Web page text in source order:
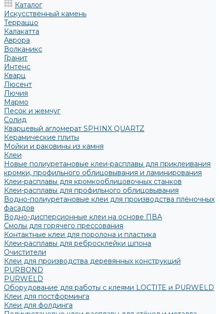
Каталог
Искусственный камень
Терраццо
Калакатта
Аврора
Волканикс
Гранит
Интенс
Кварц
Люсент
Лючия
Мармо
Песок и жемчуг
Солид
Кварцевый агломерат SPHINX QUARTZ
Керамические плиты
Мойки и раковины из камня
Клеи
Новые полиуретановые клеи-расплавы для приклеивания
кромки, профильного облицовывания и ламинирования
Клеи-расплавы для кромкооблицовочных станков
Клеи-расплавы для профильного облицовывания
Водно-полиуретановые клеи для производства плёночных
фасадов
Водно-дисперсионные клеи на основе ПВА
Смолы для горячего прессования
Контактные клеи для поролона и пластика
Клеи-расплавы для ребросклейки шпона
Очистители
Клеи для производства деревянных конструкций
PURBOND
PURWELD
Оборудование для работы с клеями LOCTITE и PURWELD
Клеи для постформинга
Клеи для фолдинга